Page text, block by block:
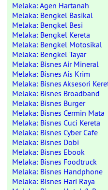
Melaka: Agen Hartanah
Melaka: Bengkel Basikal
Melaka: Bengkel Besi
Melaka: Bengkel Kereta
Melaka: Bengkel Motosikal
Melaka: Bengkel Tayar
Melaka: Bisnes Air Mineral
Melaka: Bisnes Ais Krim
Melaka: Bisnes Aksesori
Melaka: Bisnes Broadband
Melaka: Bisnes Burger
Melaka: Bisnes Cermin Mata
Melaka: Bisnes Cuci Kereta
Melaka: Bisnes Cyber Cafe
Melaka: Bisnes Dobi
Melaka: Bisnes Ebook
Melaka: Bisnes Foodtruck
Melaka: Bisnes Handphone
Melaka: Bisnes Hari Raya